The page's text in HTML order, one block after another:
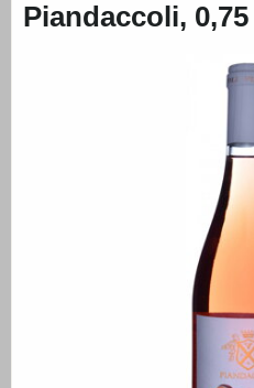
Piandaccoli, 0,75 l